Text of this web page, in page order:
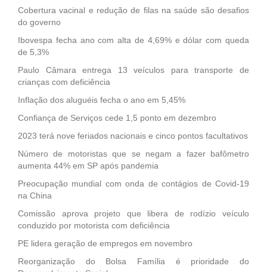
Cobertura vacinal e redução de filas na saúde são desafios
do governo
Ibovespa fecha ano com alta de 4,69% e dólar com queda
de 5,3%
Paulo Câmara entrega 13 veículos para transporte de
crianças com deficiência
Inflação dos aluguéis fecha o ano em 5,45%
Confiança de Serviços cede 1,5 ponto em dezembro
2023 terá nove feriados nacionais e cinco pontos facultativos
Número de motoristas que se negam a fazer bafômetro
aumenta 44% em SP após pandemia
Preocupação mundial com onda de contágios de Covid-19
na China
Comissão aprova projeto que libera de rodízio veículo
conduzido por motorista com deficiência
PE lidera geração de empregos em novembro
Reorganização do Bolsa Família é prioridade do